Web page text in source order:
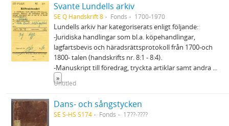
Svante Lundells arkiv
SE Q Handskrift 8 Fonds 1700-1970
Lundells arkiv har kategoriserats enligt följande:
-Juridiska handlingar som bl.a. köpehandlingar,
lagfartsbevis och häradsrättsprotokoll från 1700-och
1800- talen (handskrifts nr. 8:1 - 8:4).
-Manuskript till föredrag, tryckta artiklar samt andra ...
»
Untitled
Dans- och sångstycken
SE S-HS S174 Fonds 17??-????